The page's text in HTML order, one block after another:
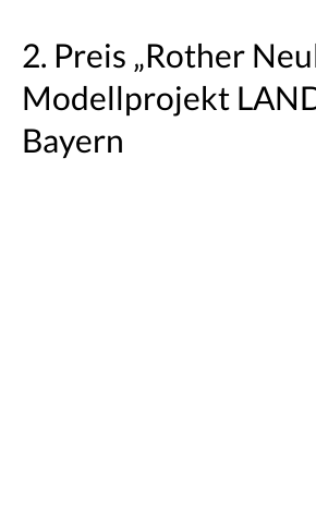
2. Preis „Rother
Modellprojekt
Bayern